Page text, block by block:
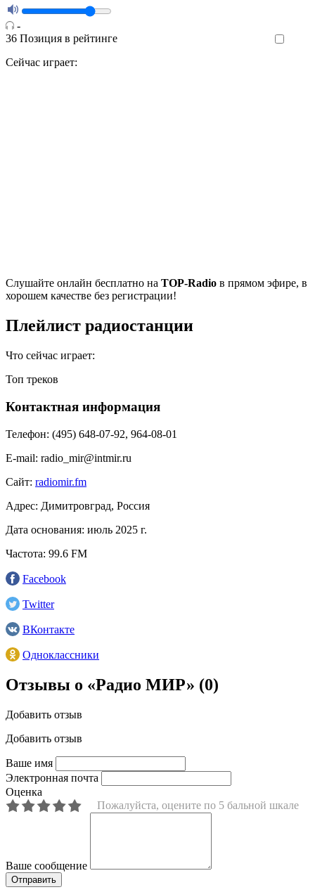
-
36 Позиция в рейтинге
Сейчас играет:
Cлушайте онлайн бесплатно на TOP-Radio в прямом эфире, в
хорошем качестве без регистрации!
Плейлист радиостанции
Что сейчас играет:
Топ треков
Контактная информация
Телефон: (495) 648-07-92, 964-08-01
E-mail: radio_mir@intmir.ru
Сайт: radiomir.fm
Адрес: Димитровград, Россия
Дата основания: июль 2025 г.
Частота: 99.6 FM
Facebook
Twitter
ВКонтакте
Одноклассники
Отзывы о «Радио МИР» (0)
Добавить отзыв
Добавить отзыв
Ваше имя
Электронная почта
Оценка
Пожалуйста, оцените по 5 бальной шкале
Ваше сообщение